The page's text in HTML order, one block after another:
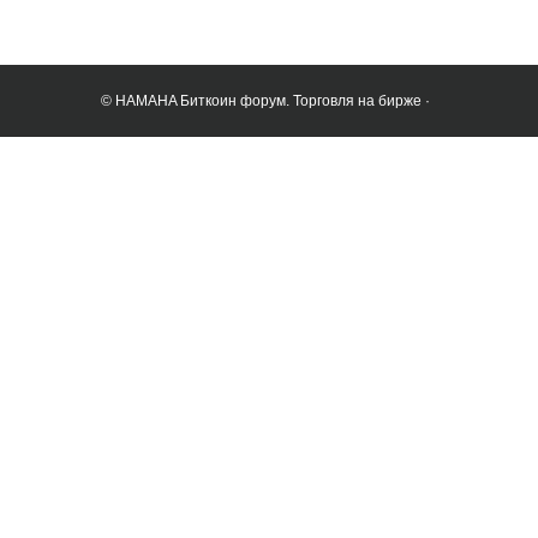
© HAMAHA Биткоин форум. Торговля на бирже ·